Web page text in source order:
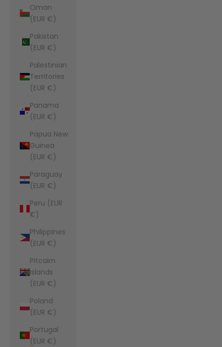
Oman
(EUR €)
Pakistan
(EUR €)
Palestinian
Territories
(EUR €)
Panama
(EUR €)
Papua New
Guinea
(EUR €)
Paraguay
(EUR €)
Peru (EUR
€)
Philippines
(EUR €)
Pitcairn
Islands
(EUR €)
Poland
(EUR €)
Portugal
(EUR €)